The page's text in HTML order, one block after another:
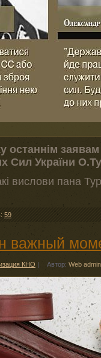
останнім
Сил України
вислови пана
59
важный
КНО | Автор: Web admin